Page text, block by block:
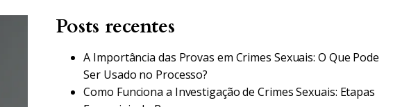
Posts recentes
A Importância das Provas em Crimes Sexuais: O Que Pode
Ser Usado no Processo?
Como Funciona a Investigação de Crimes Sexuais: Etapas